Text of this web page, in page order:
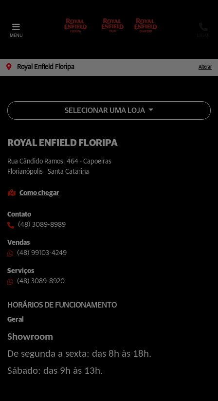
MENU
Royal Enfield Floripa Alterar
SELECIONAR UMA LOJA
ROYAL ENFIELD FLORIPA
Rua Cândido Ramos, 464 - Capoeiras
Florianópolis - Santa Catarina
Como chegar
Contato
(48) 3089-8989
Vendas
(48) 99103-4249
Serviços
(48) 3089-8920
HORÁRIOS DE FUNCIONAMENTO
Geral
Showroom
De segunda a sexta: das 8h às 18h.
Sábado: das 9h às 13h.